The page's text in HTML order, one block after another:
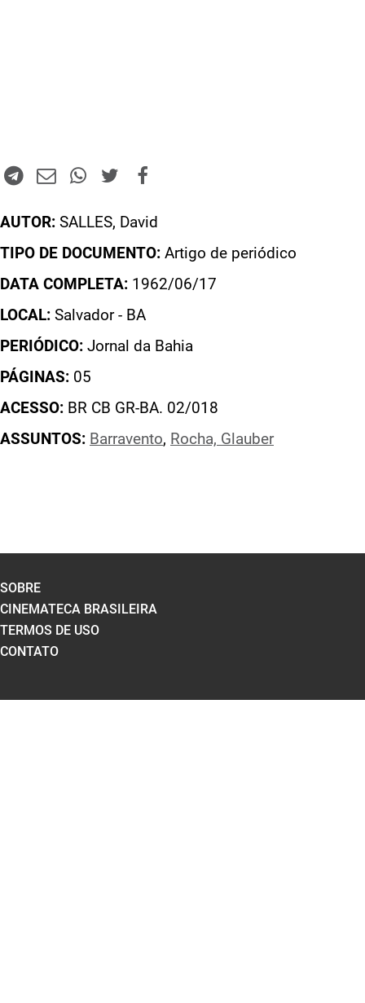
AUTOR: SALLES, David
TIPO DE DOCUMENTO: Artigo de periódico
DATA COMPLETA: 1962/06/17
LOCAL: Salvador - BA
PERIÓDICO: Jornal da Bahia
PÁGINAS: 05
ACESSO: BR CB GR-BA. 02/018
ASSUNTOS: Barravento, Rocha, Glauber
SOBRE
CINEMATECA BRASILEIRA
TERMOS DE USO
CONTATO